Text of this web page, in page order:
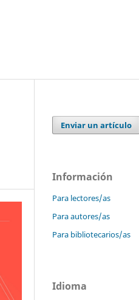
Enviar un artículo
Información
Para lectores/as
Para autores/as
Para bibliotecarios/as
Idioma